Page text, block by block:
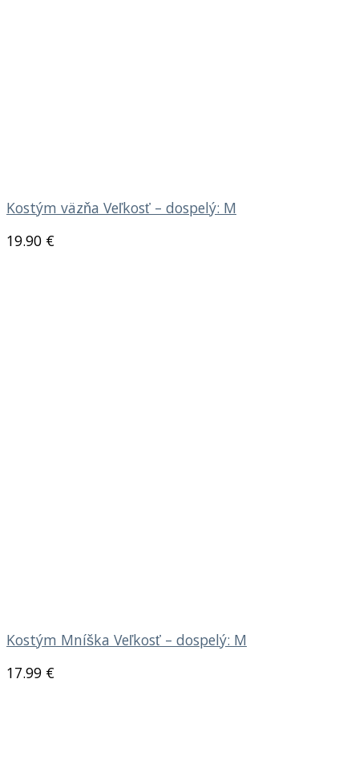
Kostým väzňa Veľkosť – dospelý: M
19.90 €
Kostým Mníška Veľkosť – dospelý: M
17.99 €